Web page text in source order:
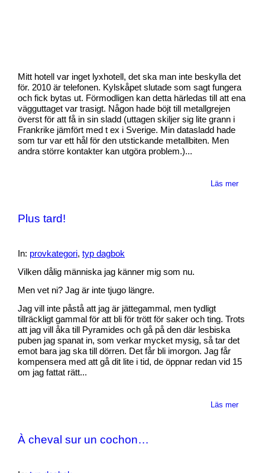
Mitt hotell var inget lyxhotell, det ska man inte beskylla det
för. 2010 är telefonen. Kylskåpet slutade som sagt fungera
och fick bytas ut. Förmodligen kan detta härledas till att ena
vägguttaget var trasigt. Någon hade böjt till metallgrejen
överst för att få in sin sladd (uttagen skiljer sig lite grann i
Frankrike jämfört med t ex i Sverige. Min datasladd hade
som tur var ett hål för den utstickande metallbiten. Men
andra större kontakter kan utgöra problem.)...
Läs mer
Plus tard!
In: provkategori, typ dagbok
Vilken dålig människa jag känner mig som nu.
Men vet ni? Jag är inte tjugo längre.
Jag vill inte påstå att jag är jättegammal, men tydligt
tillräckligt gammal för att bli för trött för saker och ting. Trots
att jag vill åka till Pyramides och gå på den där lesbiska
puben jag spanat in, som verkar mycket mysig, så tar det
emot bara jag ska till dörren. Det får bli imorgon. Jag får
kompensera med att gå dit lite i tid, de öppnar redan vid 15
om jag fattat rätt...
Läs mer
À cheval sur un cochon…